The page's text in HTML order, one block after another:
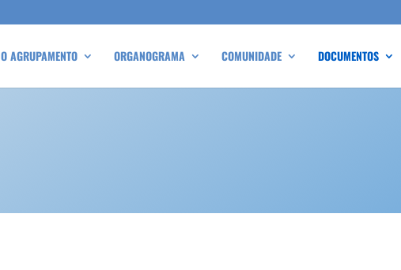
O AGRUPAMENTO ORGANOGRAMA COMUNIDADE DOCUMENTOS